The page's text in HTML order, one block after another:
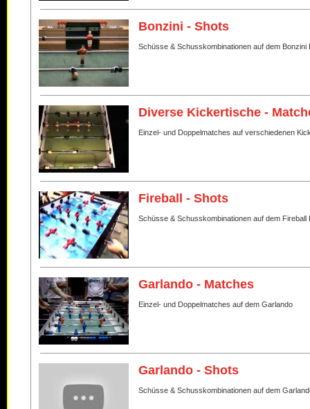
Bonzini - Shots
Schüsse & Schusskombinationen auf dem Bonzini
Diverse Kickertische -
Einzel- und Doppelmatches auf verschiedenen
Fireball - Shots
Schüsse & Schusskombinationen auf dem Fireball
Garlando - Matches
Einzel- und Doppelmatches auf dem Garlando
Garlando - Shots
Schüsse & Schusskombinationen auf dem